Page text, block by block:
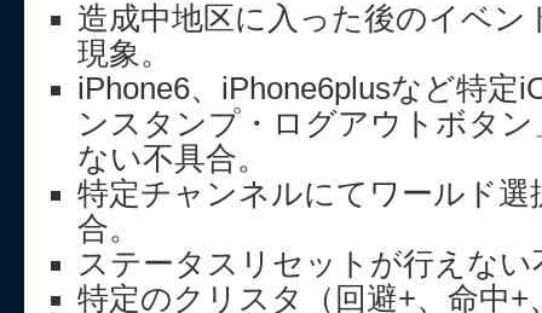
造成中地区に入った後のイベン
現象。
iPhone6、iPhone6plusなど特定
ンスタンプ・ログアウトボタ
ない不具合。
特定チャンネルにてワールド選
合。
ステータスリセットが行えない
特定のクリスタ（回避+、命中+